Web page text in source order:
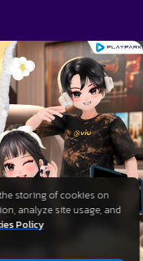
storing of cookies on
analyze site usage, and
Policy